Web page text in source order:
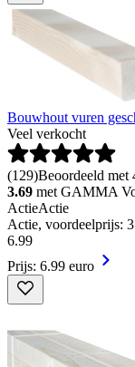
Bouwhout vuren
Veel verkocht
(129)Beoordeeld met
3.69 met GAMMA
ActieActie
Actie, voordeelprijs:
6.99
Prijs: 6.99 euro